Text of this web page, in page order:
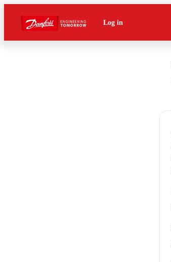
Log in